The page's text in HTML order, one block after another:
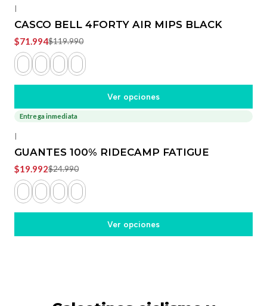
|
CASCO BELL 4FORTY AIR MIPS BLACK
$71.994$119.990
Ver opciones
Entrega inmediata
|
GUANTES 100% RIDECAMP FATIGUE
$19.992$24.990
Ver opciones